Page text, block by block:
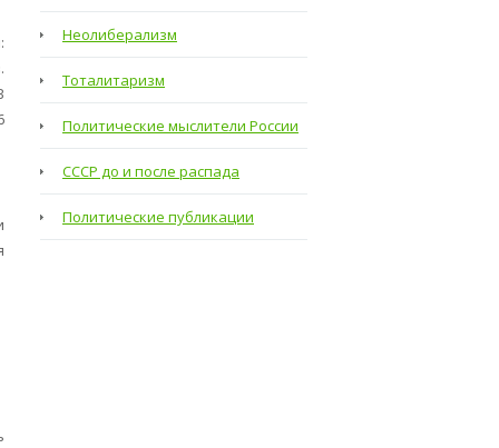
Неолиберализм
Тоталитаризм
Политические мыслители России
СССР до и после распада
Политические публикации